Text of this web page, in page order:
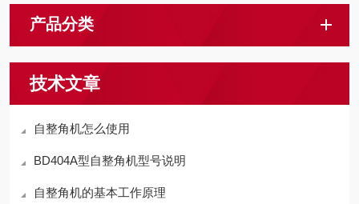
产品分类
技术文章
自整角机怎么使用
BD404A型自整角机型号说明
自整角机的基本工作原理